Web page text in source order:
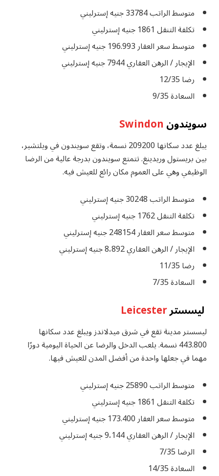
متوسط ​​الراتب 33784 جنيه إسترليني
تكلفة التنقل 1861 جنيه إسترليني
متوسط ​​سعر العقار 196.993 جنيه إسترليني
الإيجار / الرهن العقاري 7944 جنيه إسترليني
رضا 12/35
السعادة 9/35
سويندونSwindon
يبلغ عدد سكانها 209200 نسمة، وتقع سويندون في ويلتشير،
بين بريستول وريدينغ. تتمتع سويندون بدرجة عالية من الرضا
الوظيفي وهي على العموم مكان رائع للعيش فيه.
متوسط ​​الراتب 30248 جنيه إسترليني
تكلفة التنقل 1762 جنيه إسترليني
متوسط ​​سعر العقار 248154 جنيه إسترليني
الإيجار / الرهن العقاري 8،892 جنيه إسترليني
رضا 11/35
السعادة 7/35
ليسسترLeicester
ليسستر مدينة تقع في شرق ميدلاندز ويبلغ عدد سكانها
443.800 نسمة. يلعب الدخل والرضا عن الحياة اليومية دورًا
مهما في جعلها واحدة من أفضل المدن للعيش فيها.
متوسط ​​الراتب 25890 جنيه إسترليني
تكلفة التنقل 1861 جنيه إسترليني
متوسط ​​سعر العقار 173.400 جنيه إسترليني
الإيجار / الرهن العقاري 9،144 جنيه إسترليني
الرضا 7/35
السعادة 14/35